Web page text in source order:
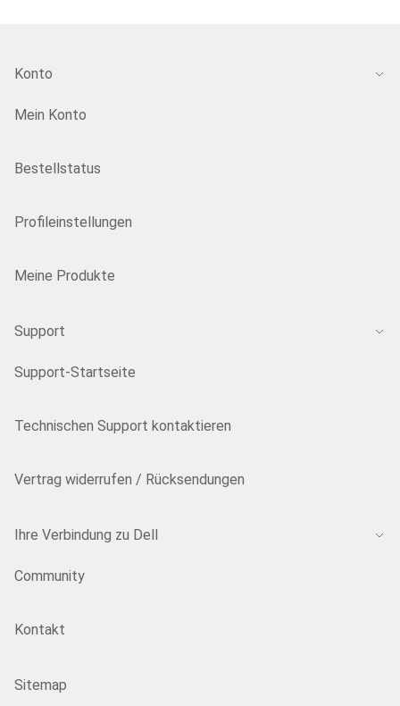
Konto
Mein Konto
Bestellstatus
Profileinstellungen
Meine Produkte
Support
Support-Startseite
Technischen Support kontaktieren
Vertrag widerrufen / Rücksendungen
Ihre Verbindung zu Dell
Community
Kontakt
Sitemap